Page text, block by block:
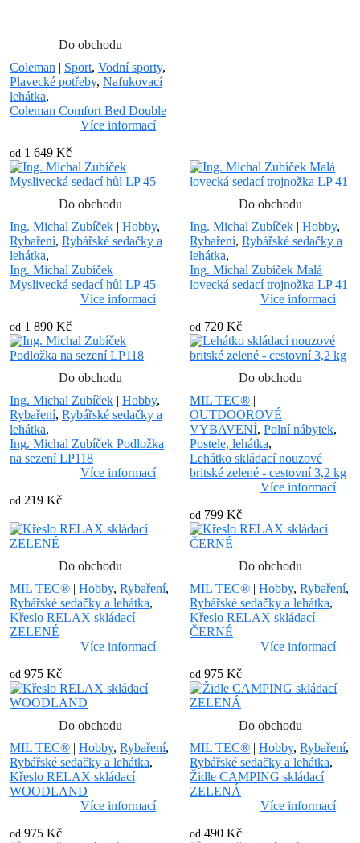
Do obchodu
Coleman | Sport, Vodní sporty,
Plavecké potřeby, Nafukovací
lehátka,
Coleman Comfort Bed Double
Více informací
od 1 649 Kč
Do obchodu
Ing. Michal Zubíček | Hobby,
Rybaření, Rybářské sedačky a
lehátka,
Ing. Michal Zubíček
Myslivecká sedací hůl LP 45
Více informací
od 1 890 Kč
Do obchodu
Ing. Michal Zubíček | Hobby,
Rybaření, Rybářské sedačky a
lehátka,
Ing. Michal Zubíček Malá
lovecká sedací trojnožka LP 41
Více informací
od 720 Kč
Do obchodu
Ing. Michal Zubíček | Hobby,
Rybaření, Rybářské sedačky a
lehátka,
Ing. Michal Zubíček Podložka
na sezení LP118
Více informací
od 219 Kč
Do obchodu
MIL TEC® |
OUTDOOROVÉ
VYBAVENÍ, Polní nábytek,
Postele, lehátka,
Lehátko skládací nouzové
britské zelené - cestovní 3,2 kg
Více informací
od 799 Kč
Do obchodu
MIL TEC® | Hobby, Rybaření,
Rybářské sedačky a lehátka,
Křeslo RELAX skládací
ZELENÉ
Více informací
od 975 Kč
Do obchodu
MIL TEC® | Hobby, Rybaření,
Rybářské sedačky a lehátka,
Křeslo RELAX skládací
ČERNÉ
Více informací
od 975 Kč
Do obchodu
MIL TEC® | Hobby, Rybaření,
Rybářské sedačky a lehátka,
Křeslo RELAX skládací
WOODLAND
Více informací
od 975 Kč
Do obchodu
MIL TEC® | Hobby, Rybaření,
Rybářské sedačky a lehátka,
Židle CAMPING skládací
ZELENÁ
Více informací
od 490 Kč